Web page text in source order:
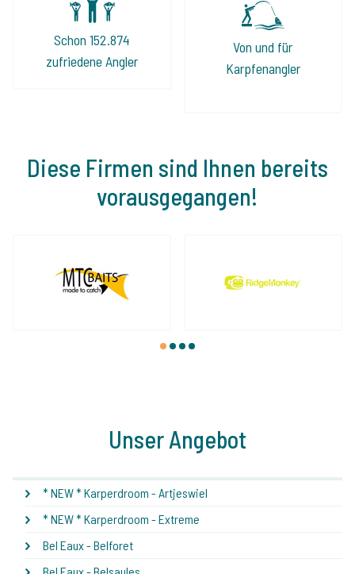
Schon 152.874
zufriedene Angler
Von und für
Karpfenangler
Diese Firmen sind Ihnen bereits
vorausgegangen!
1 2 3 4
Unser Angebot
* NEW * Karperdroom - Artjeswiel
* NEW * Karperdroom - Extreme
Bel Eaux - Belforet